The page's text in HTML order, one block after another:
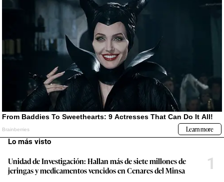
Lo más visto
Unidad de Investigación: Hallan más de siete millones de
jeringas y medicamentos vencidos en Cenares del Minsa
1